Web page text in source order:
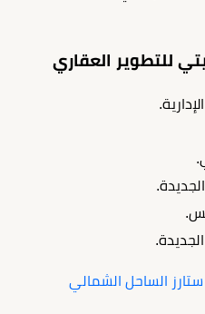
للتطوير العقاري
الساحل الشمالي